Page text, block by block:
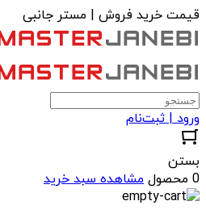
قیمت خرید فروش | مستر جانبی
ورود | ثبت‌نام
بستن
0 محصول
مشاهده سبد خرید